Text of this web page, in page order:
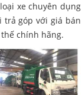
xe chuyên dụng
trả góp với giá bán
chính hãng.